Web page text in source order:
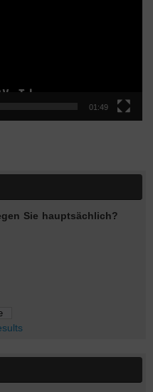
01:49
Sie hauptsächlich?